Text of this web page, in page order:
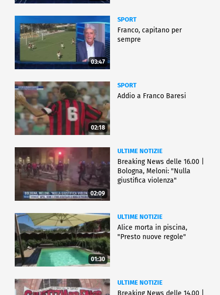
03:47
SPORT
Franco, capitano per
sempre
02:18
SPORT
Addio a Franco Baresi
02:09
ULTIME NOTIZIE
Breaking News delle 16.00 |
Bologna, Meloni: "Nulla
giustifica violenza"
01:30
ULTIME NOTIZIE
Alice morta in piscina,
"Presto nuove regole"
ULTIME NOTIZIE